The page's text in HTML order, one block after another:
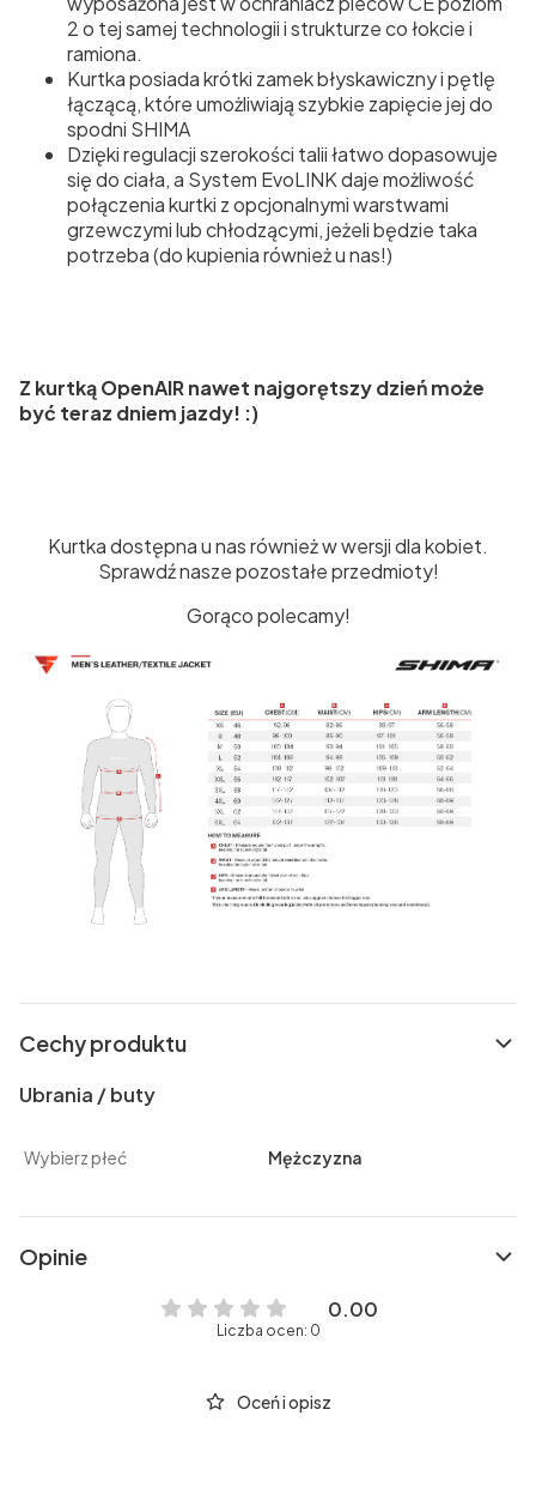
2 o tej samej technologii i strukturze co łokcie i
ramiona.
Kurtka posiada krótki zamek błyskawiczny i pętlę
łączącą, które umożliwiają szybkie zapięcie jej do
spodni SHIMA
Dzięki regulacji szerokości talii łatwo dopasowuje
się do ciała, a System EvoLINK daje możliwość
połączenia kurtki z opcjonalnymi warstwami
grzewczymi lub chłodzącymi, jeżeli będzie taka
potrzeba (do kupienia również u nas!)
Z kurtką OpenAIR nawet najgorętszy dzień może
być teraz dniem jazdy! :)
Kurtka dostępna u nas również w wersji dla kobiet.
Sprawdź nasze pozostałe przedmioty!
Gorąco polecamy!
Cechy produktu
Ubrania / buty
Wybierz płeć Mężczyzna
Opinie
0.00
Liczba ocen: 0
Oceń i opisz